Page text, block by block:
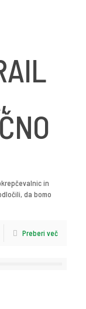
in
da bomo
Preberi več